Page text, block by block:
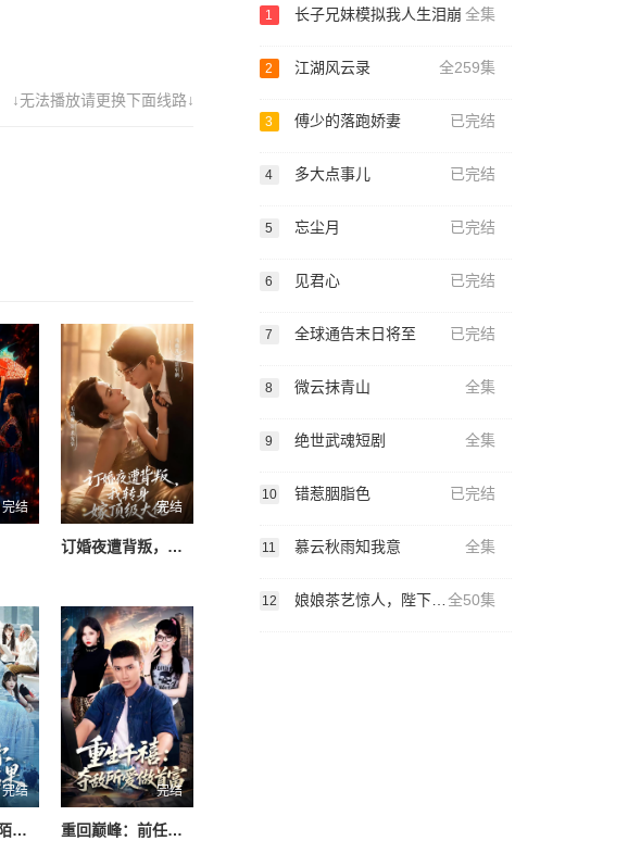
↓无法播放请更换下面线路↓
完结 完结
订婚夜遭背叛，我转身嫁顶级大佬
完结
我是陪诊，陪陌生的你等一个结果
完结
重回巅峰：前任高攀不起
1 长子兄妹模拟我人生泪崩 全集
2 江湖风云录 全259集
3 傅少的落跑娇妻 已完结
4 多大点事儿 已完结
5 忘尘月 已完结
6 见君心 已完结
7 全球通告末日将至 已完结
8 微云抹青山 全集
9 绝世武魂短剧 全集
10 错惹胭脂色 已完结
11 慕云秋雨知我意 全集
12 娘娘茶艺惊人，陛下夜夜沉沦 全50集